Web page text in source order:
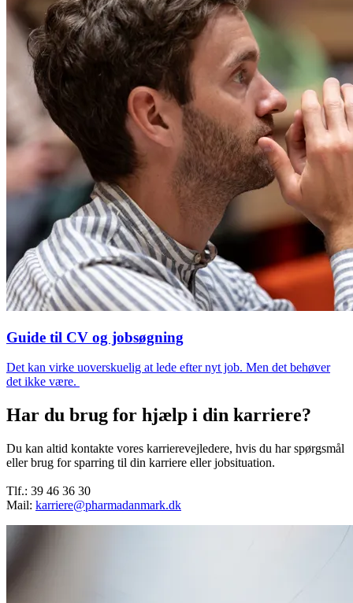
Guide til CV og jobsøgning
Det kan virke uoverskuelig at lede efter nyt job. Men det behøver
det ikke være.
Har du brug for hjælp i din karriere?
Du kan altid kontakte vores karrierevejledere, hvis du har spørgsmål
eller brug for sparring til din karriere eller jobsituation.
Tlf.: 39 46 36 30
Mail: karriere@pharmadanmark.dk